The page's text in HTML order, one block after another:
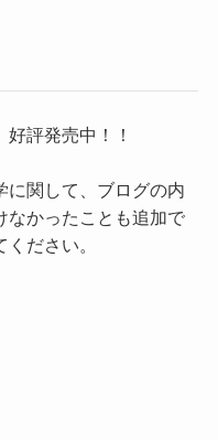
好評発売中！！
に関して、ブログの内
なかったことも追加で
ださい。